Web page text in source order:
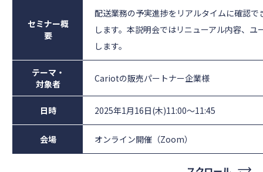
セミナー概
要
配送業務の予実進捗をリアルタイムに確認
します。本説明会ではリニューアル内容、
します。
テーマ・
対象者
Cariotの販売パートナー企業様
日時 2025年1月16日(木)11:00～11:45
会場 オンライン開催（Zoom）